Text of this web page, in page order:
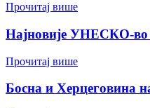
Прочитај више
Најновије УНЕСКО-во
Прочитај више
Босна и Херцеговина